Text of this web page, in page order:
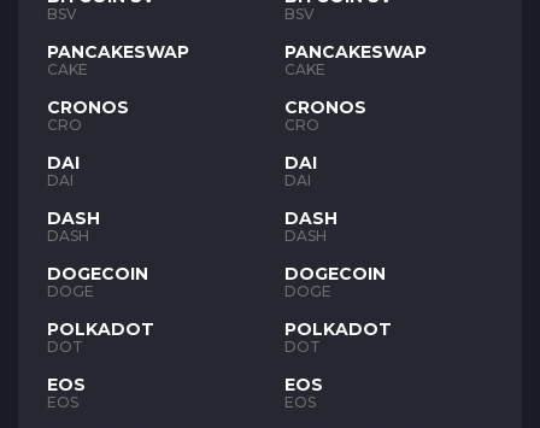
BSV
PANCAKESWAP
CAKE
CRONOS
CRO
DAI
DAI
DASH
DASH
DOGECOIN
DOGE
POLKADOT
DOT
EOS
EOS
BSV
PANCAKESWAP
CAKE
CRONOS
CRO
DAI
DAI
DASH
DASH
DOGECOIN
DOGE
POLKADOT
DOT
EOS
EOS